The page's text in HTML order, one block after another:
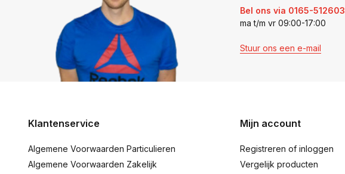
Bel ons via 0165-512603
ma t/m vr 09:00-17:00
Stuur ons een e-mail
Klantenservice
Algemene Voorwaarden Particulieren
Algemene Voorwaarden Zakelijk
Mijn account
Registreren of inloggen
Vergelijk producten